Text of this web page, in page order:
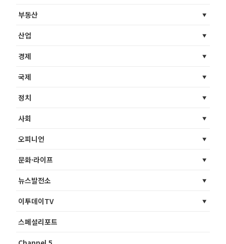
부동산
산업
경제
국제
정치
사회
오피니언
문화·라이프
뉴스발전소
이투데이TV
스페셜리포트